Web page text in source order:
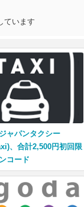
ています
ャパンタクシー
、合計2,500円初回限
コード